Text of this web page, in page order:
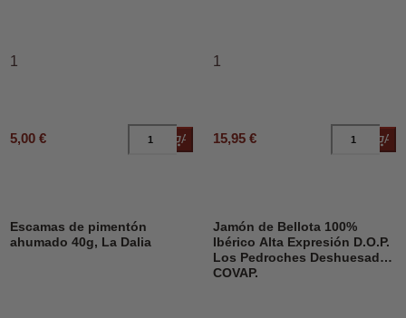
1
5,00 € Añadir al carrito
1
15,95 €
Escamas de pimentón
ahumado 40g, La Dalia
Jamón de Bellota 100%
Ibérico Alta Expresión D.O.P.
Los Pedroches Deshuesado,
COVAP.